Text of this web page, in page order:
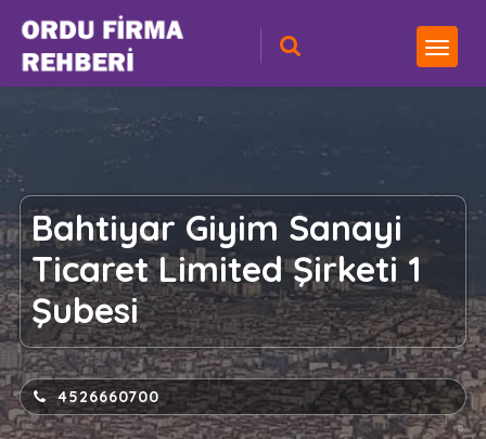
Bahtiyar Giyim Sanayi
Ticaret Limited Şirketi 1
Şubesi
4526660700